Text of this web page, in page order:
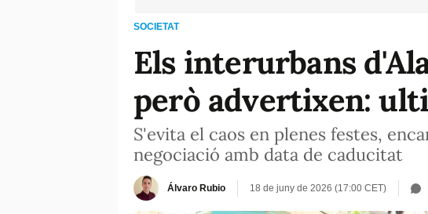
SOCIETAT
Els interurbans
però advertixen:
S'evita el caos en plenes festes,
negociació amb data de caducitat
Álvaro Rubio 18 de juny de 2026 (17:00 CET)